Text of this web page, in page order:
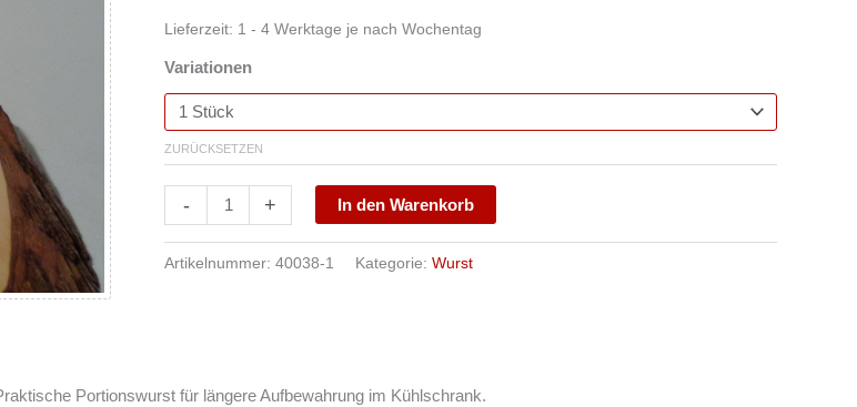
Lieferzeit: 1 - 4 Werktage je nach Wochentag
Variationen
ZURÜCKSETZEN
- + In den Warenkorb
Artikelnummer: 40038-1 Kategorie: Wurst
Portionswurst für längere Aufbewahrung im Kühlschrank.